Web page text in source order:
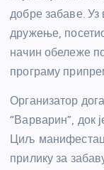
добре забаве.
дружење,
начин обележе
програму
Организатор
“Варварин”, док
Циљ
прилику за